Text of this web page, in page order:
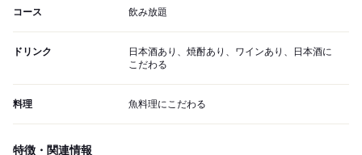
コース 飲み放題
ドリンク
日本酒あり、焼酎あり、ワインあり、日本酒に
こだわる
料理 魚料理にこだわる
特徴・関連情報